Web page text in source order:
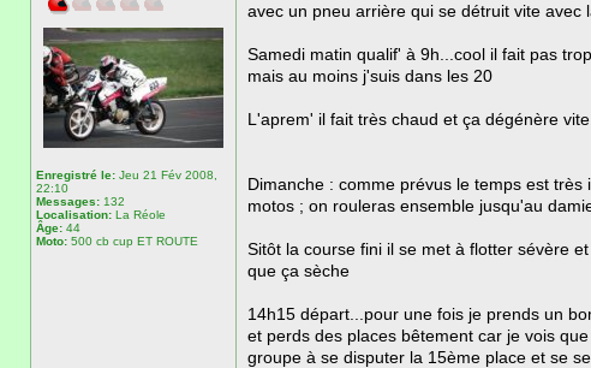
Enregistré le: Jeu 21 Fév 2008,
22:10
Messages: 132
Localisation: La Réole
Âge: 44
Moto: 500 cb cup ET ROUTE
avec un pneu arrière qui se détruit vite
Samedi matin qualif' à 9h...cool il fait pas
mais au moins j'suis dans les 20
L'aprem' il fait très chaud et ça dégénère
Dimanche : comme prévus le temps est
motos ; on rouleras ensemble jusqu'au
Sitôt la course fini il se met à flotter sévère
que ça sèche
14h15 départ...pour une fois je prends un
et perds des places bêtement car je vois
groupe à se disputer la 15ème place et se